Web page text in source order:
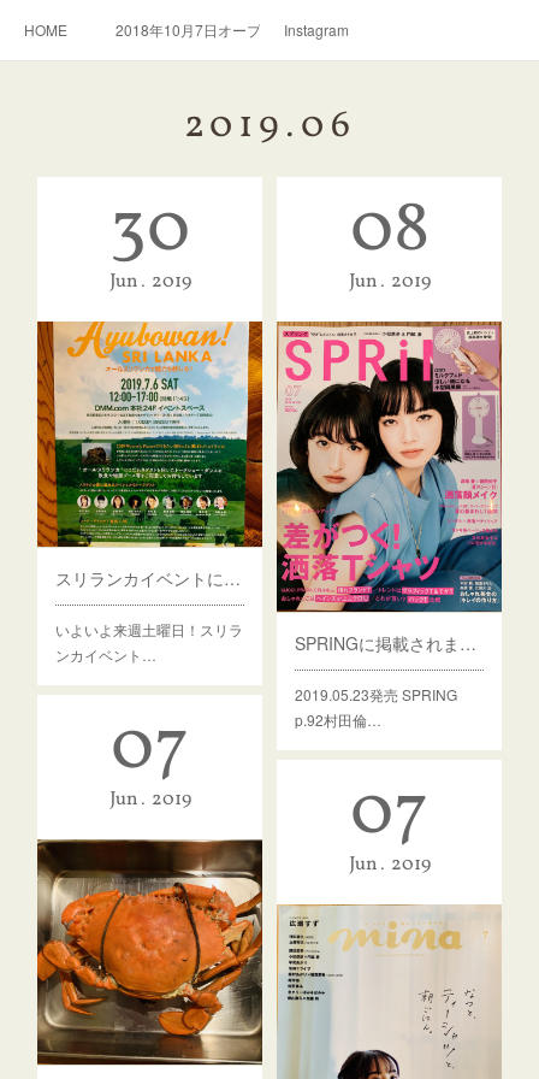
HOME 2018年10月7日オープン。スリランカ料理とおいしい紅茶のお
Instagram
2019.06
30
Jun 2019
スリランカイベントに出店します！
いよいよ来週土曜日！スリラ
ンカイベント…
08
Jun 2019
SPRINGに掲載されました。
2019.05.23発売 SPRING
p.92村田倫…
07
Jun 2019 07
Jun 2019